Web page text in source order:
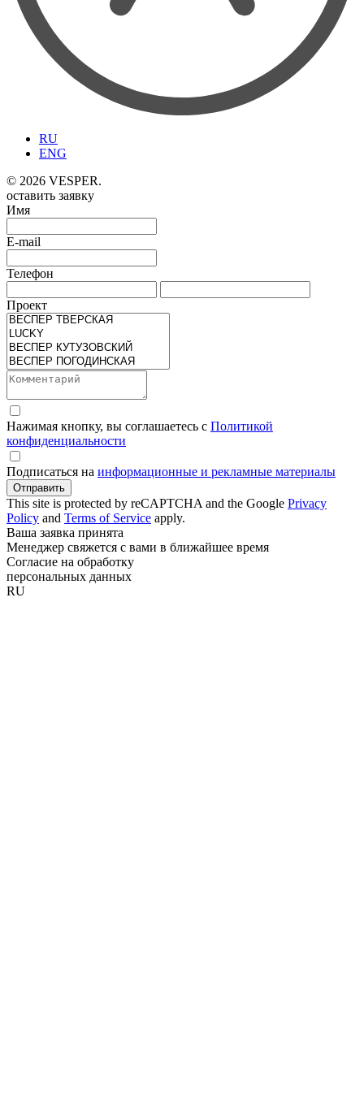
RU
ENG
© 2026 VESPER.
оставить заявку
Имя
E-mail
Телефон
Проект
Нажимая кнопку, вы соглашаетесь с Политикой
конфиденциальности
Подписаться на информационные и рекламные материалы
Отправить
This site is protected by reCAPTCHA and the Google Privacy
Policy and Terms of Service apply.
Ваша заявка принята
Менеджер свяжется с вами в ближайшее время
Согласие на обработку
персональных данных
RU